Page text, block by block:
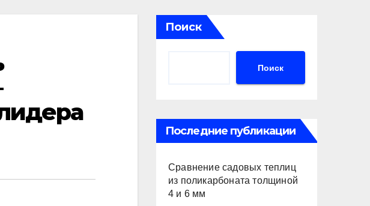
Поиск
Поиск
Последние публикации
Сравнение садовых теплиц
из поликарбоната толщиной
4 и 6 мм